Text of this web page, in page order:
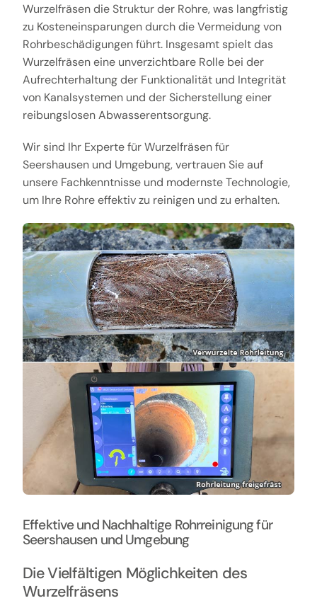
Wurzelfräsen die Struktur der Rohre, was langfristig
zu Kosteneinsparungen durch die Vermeidung von
Rohrbeschädigungen führt. Insgesamt spielt das
Wurzelfräsen eine unverzichtbare Rolle bei der
Aufrechterhaltung der Funktionalität und Integrität
von Kanalsystemen und der Sicherstellung einer
reibungslosen Abwasserentsorgung.
Wir sind Ihr Experte für Wurzelfräsen für
Seershausen und Umgebung, vertrauen Sie auf
unsere Fachkenntnisse und modernste Technologie,
um Ihre Rohre effektiv zu reinigen und zu erhalten.
Effektive und Nachhaltige Rohrreinigung für
Seershausen und Umgebung
Die Vielfältigen Möglichkeiten des
Wurzelfräsens